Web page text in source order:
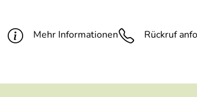
Mehr Informationen Rückruf